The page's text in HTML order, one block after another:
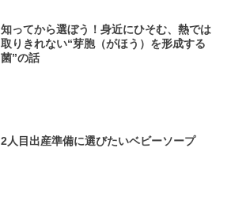
知ってから選ぼう！身近にひそむ、熱では
取りきれない“芽胞（がほう）を形成する
菌”の話
2人目出産準備に選びたいベビーソープ